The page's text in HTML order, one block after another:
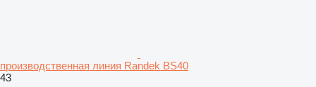
производственная линия Randek BS40
43